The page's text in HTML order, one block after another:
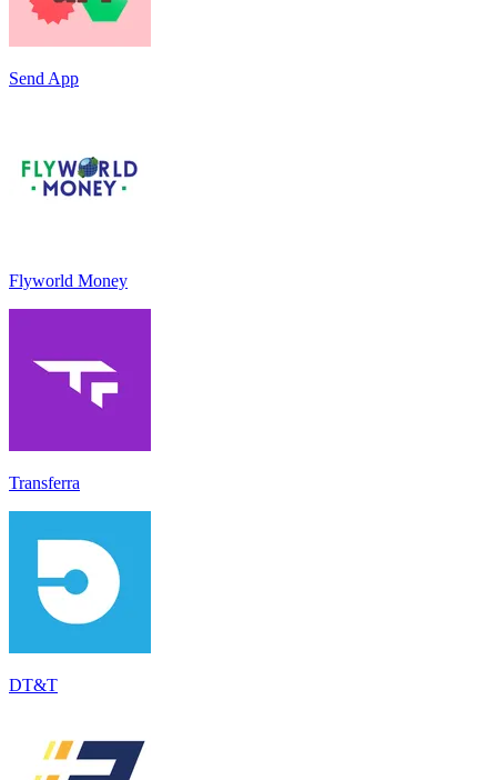
Send App
Flyworld Money
Transferra
DT&T